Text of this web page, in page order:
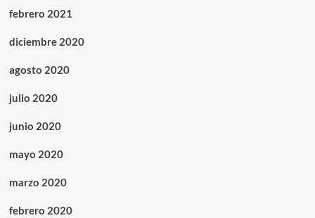
febrero 2021
diciembre 2020
agosto 2020
julio 2020
junio 2020
mayo 2020
marzo 2020
febrero 2020